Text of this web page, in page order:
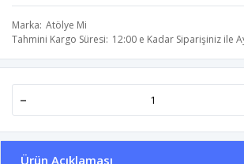
Marka Atölye Mi
Tahmini Kargo Süresi 12:00 e Kadar Siparişiniz ile
-
Ürün Açıklaması